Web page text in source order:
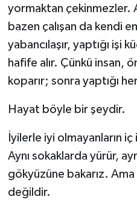
yormaktan çekinmezler.
bazen çalışan da kendi
yabancılaşır, yaptığı işi
hafife alır. Çünkü insan,
koparır; sonra yaptığı
Hayat böyle bir şeydir.
İyilerle iyi olmayanların
Aynı sokaklarda yürür,
gökyüzüne bakarız. Ama
değildir.